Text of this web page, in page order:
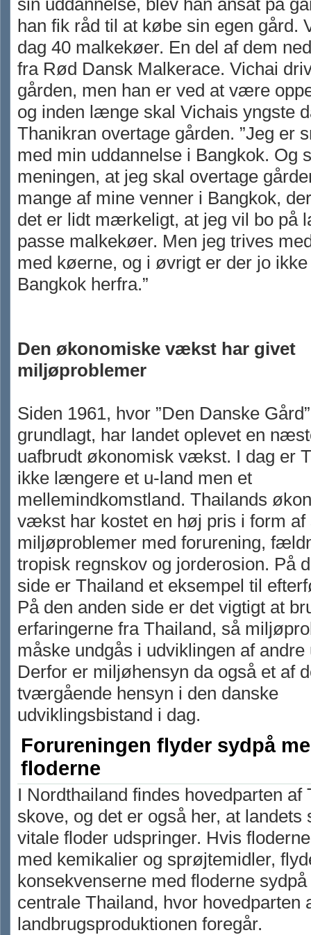
sin uddannelse, blev han ansat på
han fik råd til at købe sin egen gård.
dag 40 malkekøer. En del af dem
fra Rød Dansk Malkerace. Vichai
gården, men han er ved at være
og inden længe skal Vichais yngste
Thanikran overtage gården. ”Jeg er
med min uddannelse i Bangkok. Og
meningen, at jeg skal overtage
mange af mine venner i Bangkok,
det er lidt mærkeligt, at jeg vil bo på
passe malkekøer. Men jeg trives
med køerne, og i øvrigt er der jo
Bangkok herfra.”
Den økonomiske vækst har givet
miljøproblemer
Siden 1961, hvor ”Den Danske
grundlagt, har landet oplevet en
uafbrudt økonomisk vækst. I dag er
ikke længere et u-land men et
mellemindkomstland. Thailands
vækst har kostet en høj pris i form af
miljøproblemer med forurening,
tropisk regnskov og jorderosion. På
side er Thailand et eksempel til
På den anden side er det vigtigt at
erfaringerne fra Thailand, så
måske undgås i udviklingen af andre
Derfor er miljøhensyn da også et af
tværgående hensyn i den danske
udviklingsbistand i dag.
Forureningen flyder sydpå
floderne
I Nordthailand findes hovedparten af
skove, og det er også her, at landets
vitale floder udspringer. Hvis
med kemikalier og sprøjtemidler,
konsekvenserne med floderne
centrale Thailand, hvor hovedparten
landbrugsproduktionen foregår.